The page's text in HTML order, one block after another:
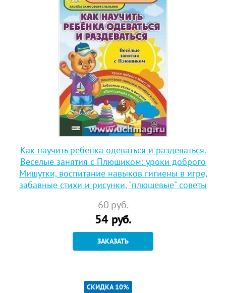
Как научить ребенка одеваться и раздеваться.
Веселые занятия с Плюшиком: уроки доброго
Мишутки, воспитание навыков гигиены в игре,
забавные стихи и рисунки, "плюшевые" советы
60руб.
54руб.
ЗАКАЗАТЬ
СКИДКА 10%